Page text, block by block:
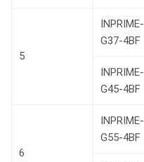
5
INPRIME-
G37-4BF
INPRIME-
G45-4BF
6
INPRIME-
G55-4BF